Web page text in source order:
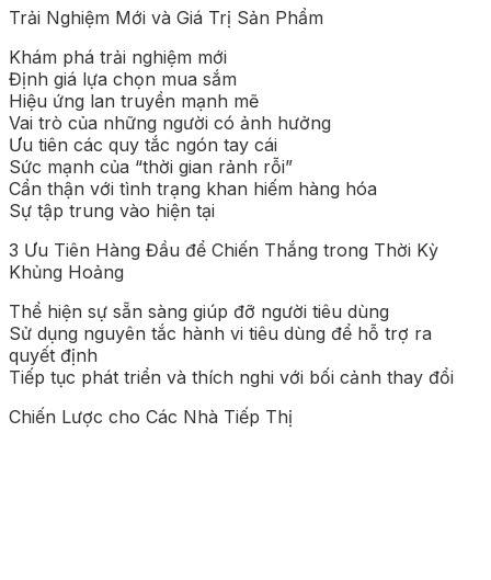
Trải Nghiệm Mới và Giá Trị Sản Phẩm
Khám phá trải nghiệm mới
Định giá lựa chọn mua sắm
Hiệu ứng lan truyền mạnh mẽ
Vai trò của những người có ảnh hưởng
Ưu tiên các quy tắc ngón tay cái
Sức mạnh của “thời gian rảnh rỗi”
Cẩn thận với tình trạng khan hiếm hàng hóa
Sự tập trung vào hiện tại
3 Ưu Tiên Hàng Đầu để Chiến Thắng trong Thời Kỳ
Khủng Hoảng
Thể hiện sự sẵn sàng giúp đỡ người tiêu dùng
Sử dụng nguyên tắc hành vi tiêu dùng để hỗ trợ ra
quyết định
Tiếp tục phát triển và thích nghi với bối cảnh thay đổi
Chiến Lược cho Các Nhà Tiếp Thị